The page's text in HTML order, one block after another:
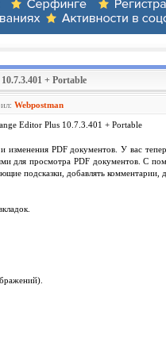
+ Portable
Webpostman
PDF документов. У вас
для просмотра PDF документов. С
подсказки, добавлять комментарии,